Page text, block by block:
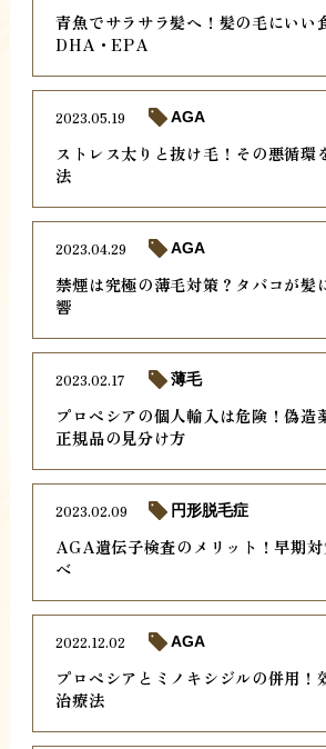
青魚でサラサラ髪へ！髪の毛にいい
DHA・EPA
ストレス太りと抜け毛！その悪循環
法
2023.05.19 AGA
禁煙は究極の薄毛対策？タバコが髪
響
2023.04.29 AGA
プロペシアの個人輸入は危険！偽造
正規品の見分け方
2023.02.17 薄毛
AGA遺伝子検査のメリット！早期
べ
2023.02.09 円形脱毛症
プロペシアとミノキシジルの併用！
治療法
2022.12.02 AGA